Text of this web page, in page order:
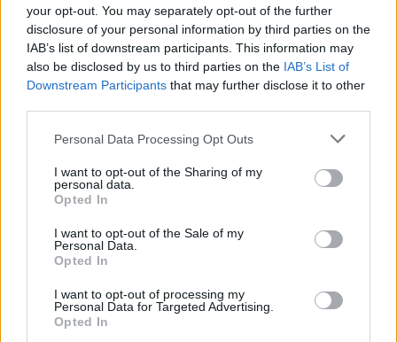
your opt-out. You may separately opt-out of the further
disclosure of your personal information by third parties on the
IAB’s list of downstream participants. This information may
also be disclosed by us to third parties on the IAB’s List of
Downstream Participants that may further disclose it to other
Personal Data Processing Opt Outs
I want to opt-out of the Sharing of my
personal data.
Opted In
I want to opt-out of the Sale of my
Personal Data.
Opted In
I want to opt-out of processing my
Personal Data for Targeted Advertising.
Opted In
andDreamWilllike this.
Nethielle
Regular
Sempre io a tediarvi, con un altro aggiornamento dei craft
Spero che questo mio 3D serva anche a chi non partecipa